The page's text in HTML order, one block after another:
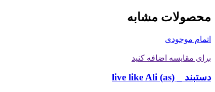
محصولات مشابه
اتمام موجودی
برای مقایسه اضافه کنید
دستبند _ live like Ali (as)